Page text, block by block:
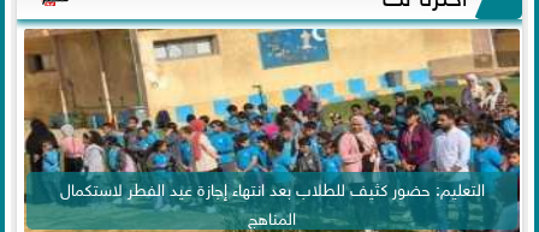
التعليم: حضور كثيف للطلاب بعد انتهاء إجازة عيد الفطر لاستكمال
المناهج